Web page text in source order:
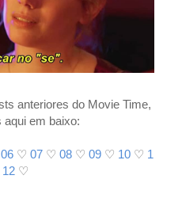
anteriores do Movie Time,
aqui em baixo:
06♡ 07♡ 08♡ 09♡ 10♡ 1
12♡